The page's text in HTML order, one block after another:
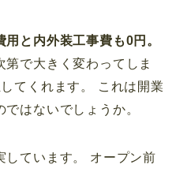
用と内外装工事費も0円。
で大きく変わってしま
てくれます。 これは開業
はないでしょうか。
しています。 オープン前